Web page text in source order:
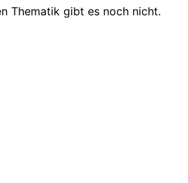
Thematik gibt es noch nicht.